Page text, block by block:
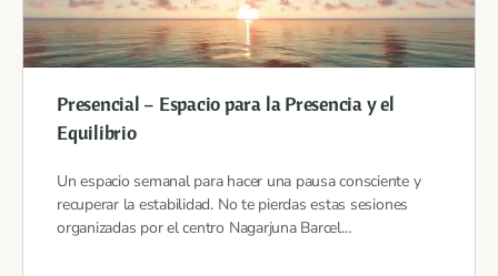
Presencial – Espacio para la Presencia y el
Equilibrio
Un espacio semanal para hacer una pausa consciente y
recuperar la estabilidad. No te pierdas estas sesiones
organizadas por el centro Nagarjuna Barcel…